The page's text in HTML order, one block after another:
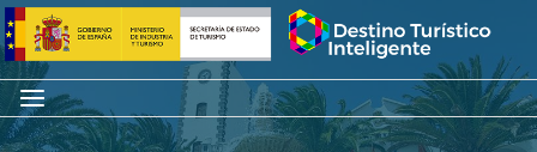
Saltar
al
contenido
Inicio
Menú